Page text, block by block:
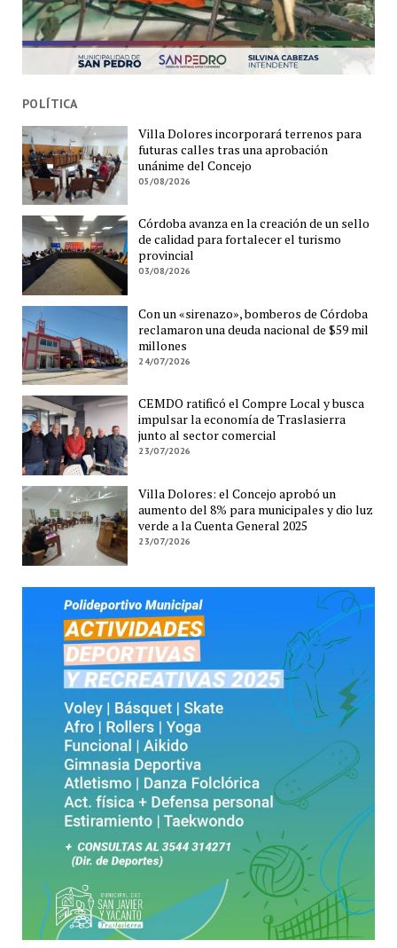
POLÍTICA
Villa Dolores incorporará terrenos para
futuras calles tras una aprobación
unánime del Concejo
05/08/2026
Córdoba avanza en la creación de un sello
de calidad para fortalecer el turismo
provincial
03/08/2026
Con un «sirenazo», bomberos de Córdoba
reclamaron una deuda nacional de $59 mil
millones
24/07/2026
CEMDO ratificó el Compre Local y busca
impulsar la economía de Traslasierra
junto al sector comercial
23/07/2026
Villa Dolores: el Concejo aprobó un
aumento del 8% para municipales y dio luz
verde a la Cuenta General 2025
23/07/2026